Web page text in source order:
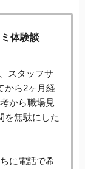
体験談
スタッフサ
から2ヶ月経
から職場見
を無駄にした
に電話で希